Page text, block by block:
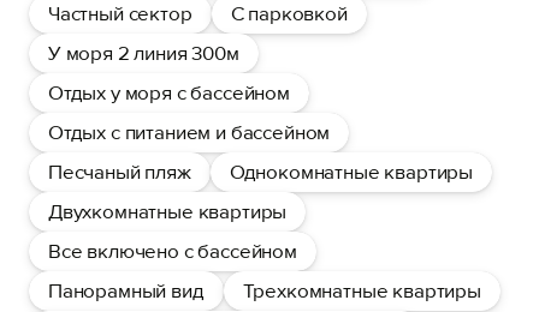
Частный сектор
С парковкой
У моря 2 линия 300м
Отдых у моря с бассейном
Отдых с питанием и бассейном
Песчаный пляж
Однокомнатные квартиры
Двухкомнатные квартиры
Все включено с бассейном
Панорамный вид
Трехкомнатные квартиры